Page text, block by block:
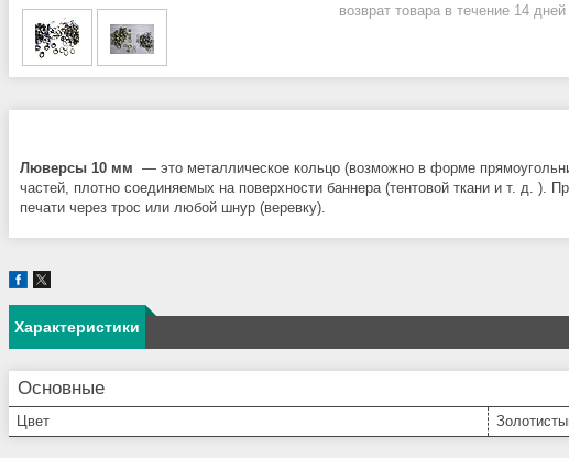
возврат товара в течение 14 дней
Люверсы 10 мм — это металлическое кольцо (возможно в форме
частей, плотно соединяемых на поверхности баннера (тентовой ткани и т. д. ).
печати через трос или любой шнур (веревку).
Характеристики
Основные
Цвет